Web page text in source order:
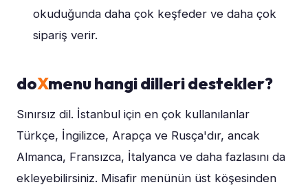
okuduğunda daha çok keşfeder ve daha çok
sipariş verir.
doXmenu hangi dilleri destekler?
Sınırsız dil. İstanbul için en çok kullanılanlar
Türkçe, İngilizce, Arapça ve Rusça'dır, ancak
Almanca, Fransızca, İtalyanca ve daha fazlasını da
ekleyebilirsiniz. Misafir menünün üst köşesinden